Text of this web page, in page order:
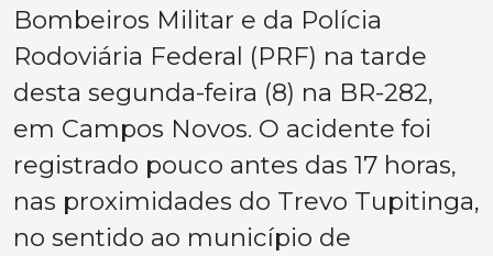
Bombeiros Militar e da Polícia
Rodoviária Federal (PRF) na tarde
desta segunda-feira (8) na BR-282,
em Campos Novos. O acidente foi
registrado pouco antes das 17 horas,
nas proximidades do Trevo Tupitinga,
no sentido ao município de